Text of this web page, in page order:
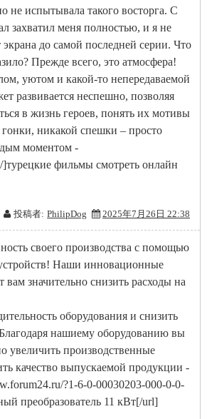
не испытывала такого восторга. С
захватил меня полностью, и я не
экрана до самой последней серии. Что
Прежде всего, это атмосфера!
уютом и какой-то непередаваемой
развивается неспешно, позволяя
в жизнь героев, понять их мотивы
никакой спешки – просто
моментом -
фильмы смотреть онлайн
投稿者: PhilipDog 2025年7月26日 22:38
своего производства с помощью
Наши инновационные
вам значительно снизить расходы на
оборудования и снизить
нашиему оборудованию вы
увеличить производственные
качество выпускаемой продукции -
?1-6-0-00030203-000-0-0-
преобразователь 11 кВт[/url]